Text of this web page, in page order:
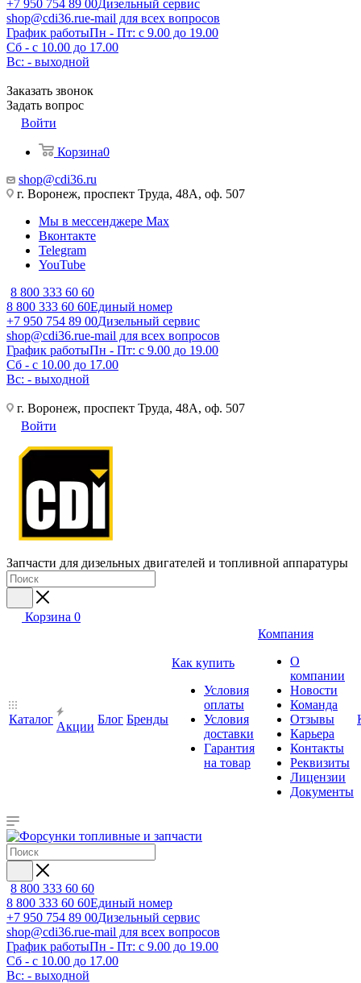
+7 950 754 89 00Дизельный сервис
shop@cdi36.rue-mail для всех вопросов
График работыПн - Пт: с 9.00 до 19.00
Сб - с 10.00 до 17.00
Вс: - выходной
Заказать звонок
Задать вопрос
Войти
Корзина0
shop@cdi36.ru
г. Воронеж, проспект Труда, 48А, оф. 507
Мы в мессенджере Max
Вконтакте
Telegram
YouTube
8 800 333 60 60
8 800 333 60 60Единый номер
+7 950 754 89 00Дизельный сервис
shop@cdi36.rue-mail для всех вопросов
График работыПн - Пт: с 9.00 до 19.00
Сб - с 10.00 до 17.00
Вс: - выходной
г. Воронеж, проспект Труда, 48А, оф. 507
Войти
Запчасти для дизельных двигателей и топливной аппаратуры
Корзина 0
Каталог
Акции
Блог Бренды
Как купить
Условия
оплаты
Условия
доставки
Гарантия
на товар
Компания
О
компании
Новости
Команда
Отзывы
Карьера
Контакты
Реквизиты
Лицензии
Документы
8 800 333 60 60
8 800 333 60 60Единый номер
+7 950 754 89 00Дизельный сервис
shop@cdi36.rue-mail для всех вопросов
График работыПн - Пт: с 9.00 до 19.00
Сб - с 10.00 до 17.00
Вс: - выходной